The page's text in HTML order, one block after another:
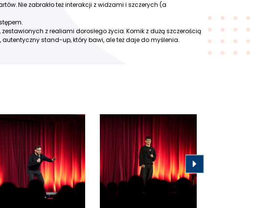
Nie zabrakło też interakcji z widzami i szczerych (a
z realiami dorosłego życia. Komik z dużą szczerością
stand-up, który bawi, ale też daje do myślenia.